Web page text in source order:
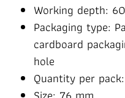
Working depth:
Packaging type:
cardboard
hole
Quantity per